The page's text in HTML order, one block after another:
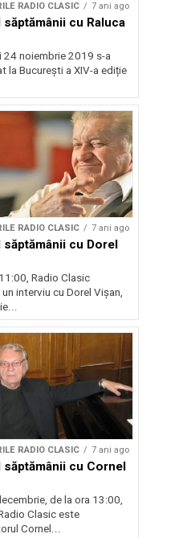
RADIO CLASIC 7 ani ago
săptămânii cu Raluca
24 noiembrie 2019 s-a
la București a XIV-a ediție
RADIO CLASIC 7 ani ago
săptămânii cu Dorel
Radio Clasic
interviu cu Dorel Vișan,
RADIO CLASIC 7 ani ago
săptămânii cu Cornel
de la ora 13:00,
Clasic este
Cornel...